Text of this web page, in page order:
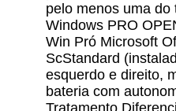
pelo menos uma
Windows PRO
Win Pró Microsoft
ScStandard
esquerdo e direito,
bateria com
Tratamento